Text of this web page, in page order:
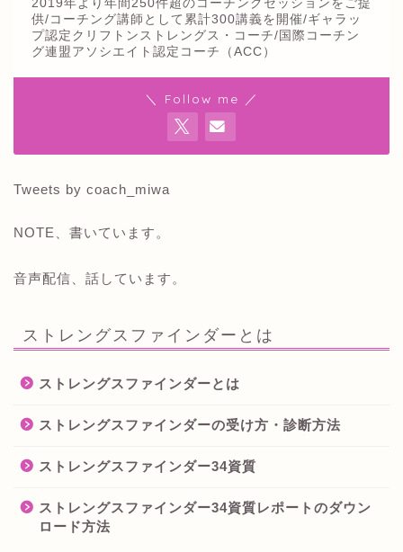
2019年より年間250件超のコーチングセッションをご提
供/コーチング講師として累計300講義を開催/ギャラッ
プ認定クリフトンストレングス・コーチ/国際コーチン
グ連盟アソシエイト認定コーチ（ACC）
＼ Follow me ／
Tweets by coach_miwa
NOTE、書いています。
音声配信、話しています。
ストレングスファインダーとは
ストレングスファインダーとは
ストレングスファインダーの受け方・診断方法
ストレングスファインダー34資質
ストレングスファインダー34資質レポートのダウン
ロード方法